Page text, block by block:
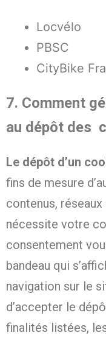
Locvélo
PBSC
CityBike
7. Comment
au dépôt des
Le dépôt d’un
fins de mesure
contenus,
nécessite votre
consentement
bandeau qui
navigation sur le
d’accepter le
finalités listées,